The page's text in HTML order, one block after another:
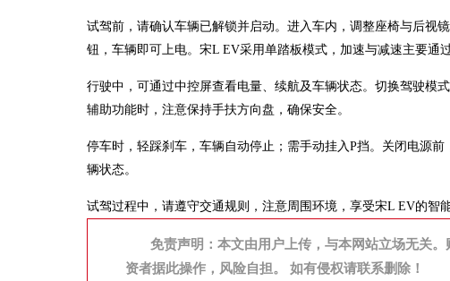
试驾前，请确认车辆已解锁并启动。进入车内，调整座椅与后视
钮，车辆即可上电。宋L EV采用单踏板模式，加速与减速主要通
行驶中，可通过中控屏查看电量、续航及车辆状态。切换驾驶模
辅助功能时，注意保持手扶方向盘，确保安全。
停车时，轻踩刹车，车辆自动停止；需手动挂入P挡。关闭电源
辆状态。
试驾过程中，请遵守交通规则，注意周围环境，享受宋L EV的智
免责声明：本文由用户上传，与本网站立场无关
资者据此操作，风险自担。 如有侵权请联系删除！